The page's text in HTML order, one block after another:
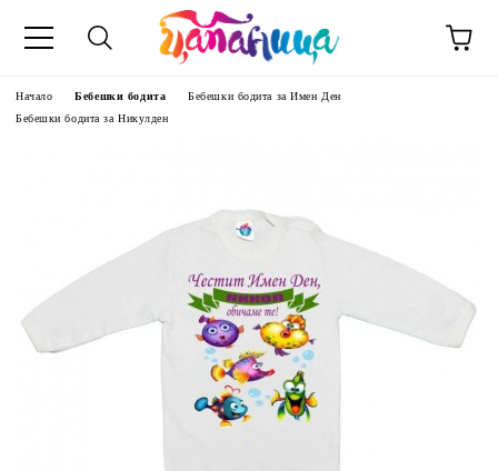
Начало Бебешки бодита
Бебешки бодита за Имен Ден
Бебешки бодита за Никулден